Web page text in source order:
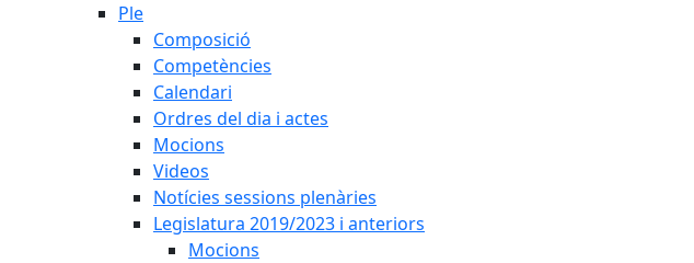
Ple
Composició
Competències
Calendari
Ordres del dia i actes
Mocions
Videos
Notícies sessions plenàries
Legislatura 2019/2023 i anteriors
Mocions